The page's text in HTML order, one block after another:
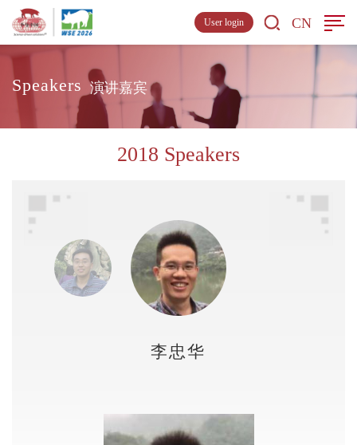
CN
User login
Speakers 演讲嘉宾
2018 Speakers
李忠华